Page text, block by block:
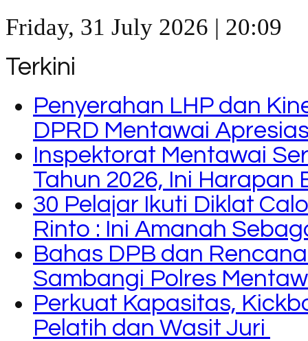
Friday, 31 July 2026 | 20:09
Terkini
Penyerahan LHP dan
DPRD Mentawai
Inspektorat Mentawai
Tahun 2026, Ini Harapan
30 Pelajar Ikuti Diklat
Rinto : Ini Amanah
Bahas DPB dan
Sambangi Polres
Perkuat Kapasitas,
Pelatih dan Wasit Juri